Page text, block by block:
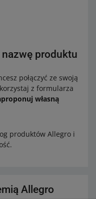
produktu
połączyć ze swoją
z formularza
własną
produktów Allegro i
Allegro